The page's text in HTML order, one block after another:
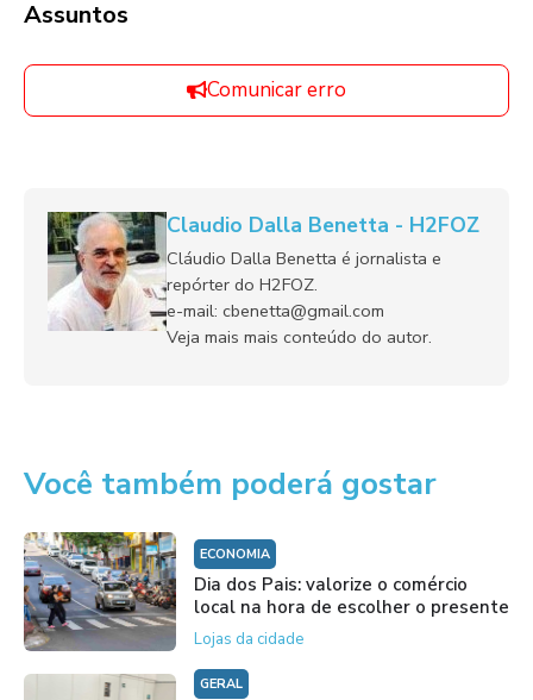
Assuntos
Comunicar erro
Claudio Dalla Benetta - H2FOZ
Cláudio Dalla Benetta é jornalista e
repórter do H2FOZ.
e-mail: cbenetta@gmail.com
Veja mais mais conteúdo do autor.
Você também poderá gostar
ECONOMIA
Dia dos Pais: valorize o comércio
local na hora de escolher o presente
Lojas da cidade
GERAL